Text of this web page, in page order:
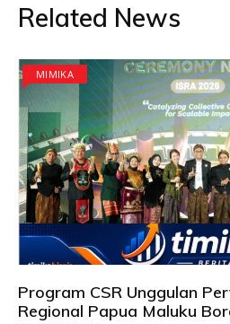
Related News
MIMIKA
Program CSR Unggulan
Regional Papua Maluku